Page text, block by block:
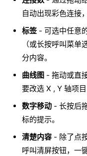
自动出现彩色连接
标签 - 可选中任意
（或长按呼叫菜
分内容。
曲线图 - 拖动或直
要改选 X , Y 轴项
数字移动 - 长按后
标的提示。
清楚内容 - 除了点
呼叫清屏按钮，一